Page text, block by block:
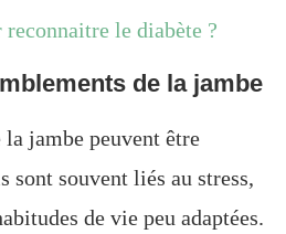
le diabète ?
de la jambe
jambe peuvent être
sont souvent liés au stress,
de vie peu adaptées.